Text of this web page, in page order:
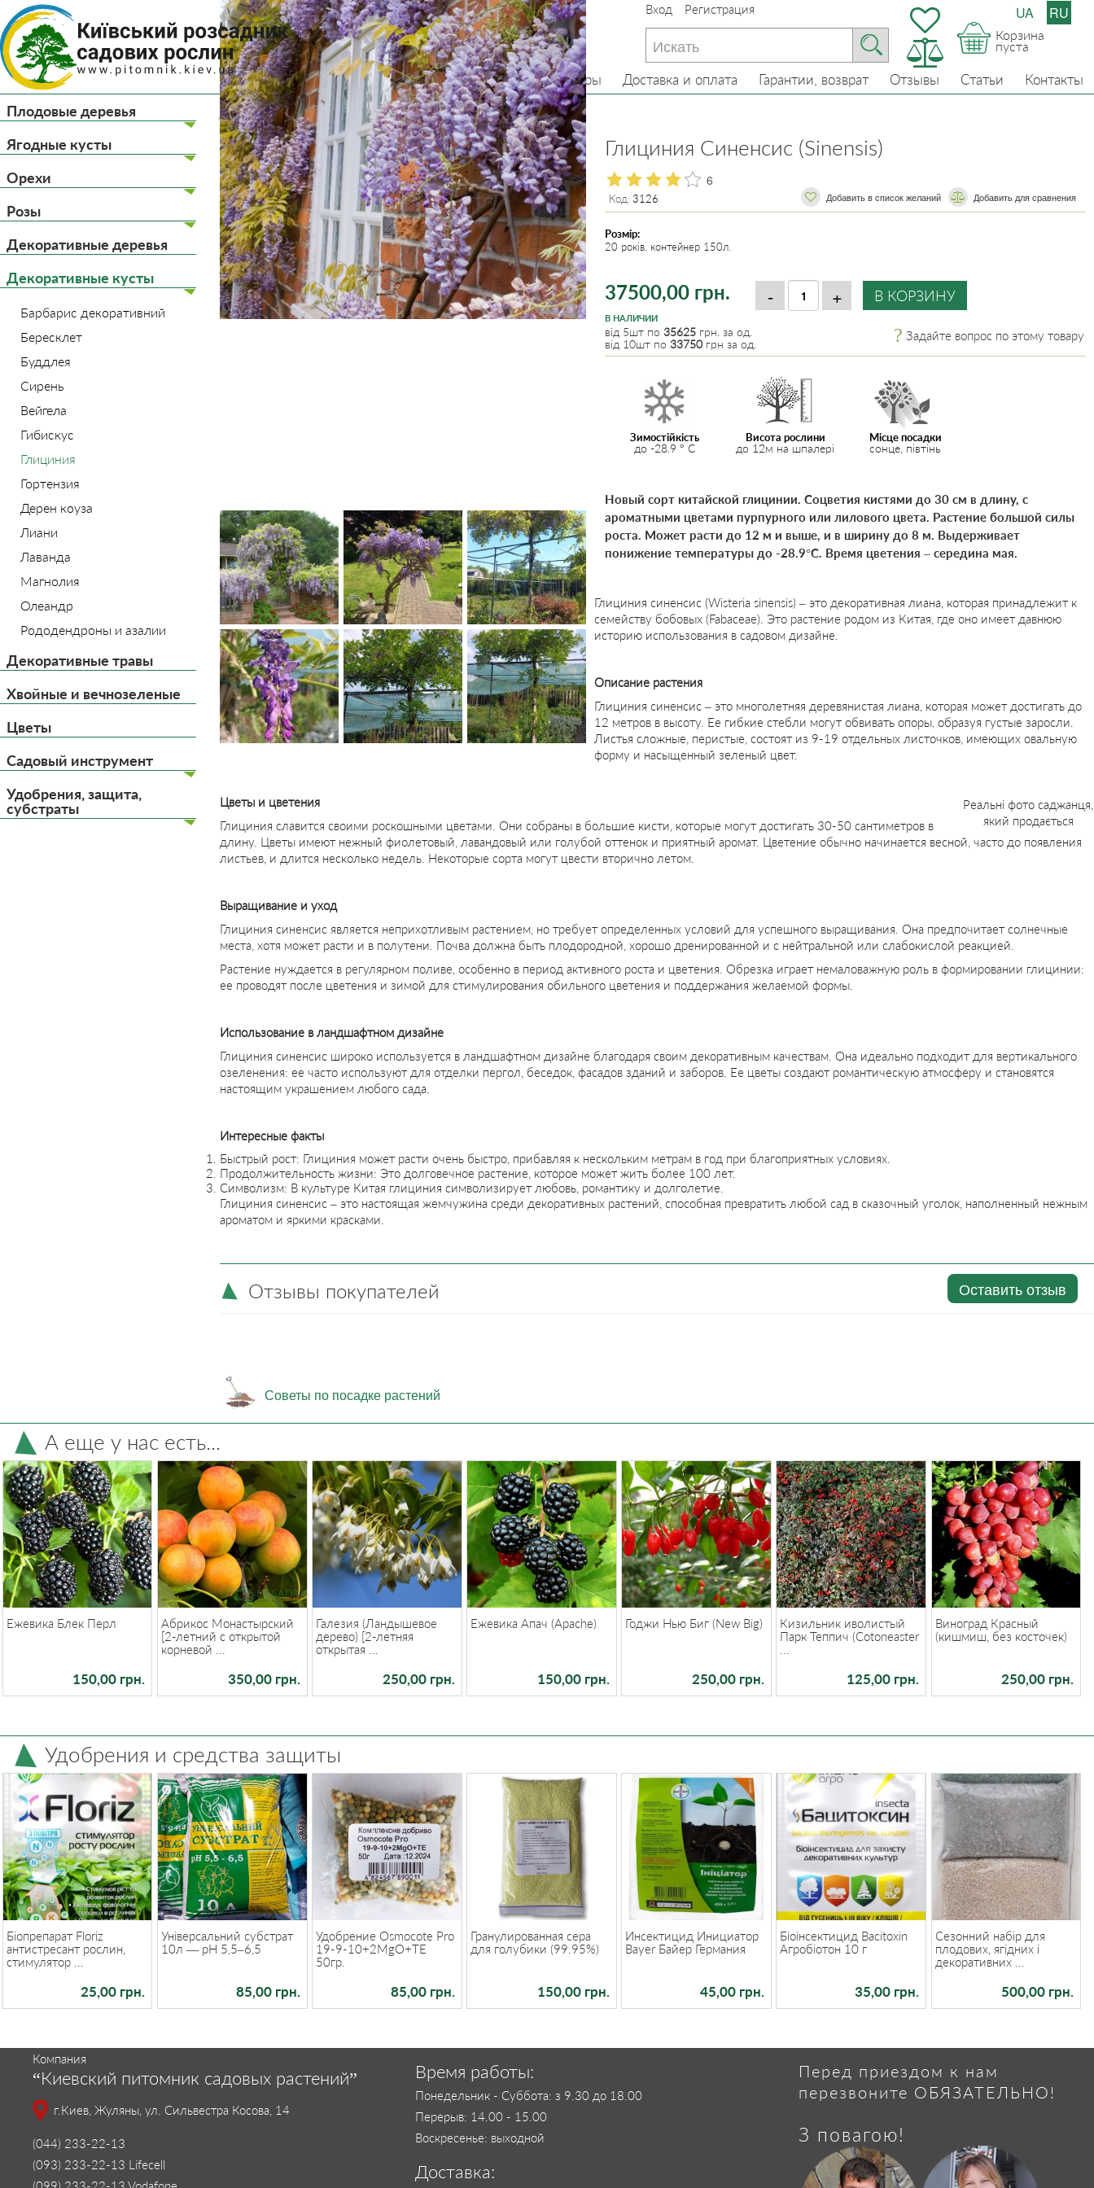
(044) 233-22-13
(097) 233-22-13
(093) 233-22-13
(099) 233-22-13
Вход Регистрация
Корзина
пуста
UA RU
Главная О нас Товары Доставка и оплата Гарантии, возврат Отзывы Статьи Контакты
Плодовые деревья
Ягодные кусты
Орехи
Розы
Декоративные деревья
Декоративные кусты
Барбарис декоративний
Бересклет
Буддлея
Сирень
Вейгела
Гибискус
Глициния
Гортензия
Дерен коуза
Лиани
Лаванда
Магнолия
Олеандр
Рододендроны и азалии
Декоративные травы
Хвойные и вечнозеленые
Цветы
Садовый инструмент
Удобрения, защита,
субстраты
Главная Декоративные кусты Глициния
Глициния Синенсис (Sinensis)
6
Код: 3126
37500,00 грн.
Добавить в список желаний ​​Добавить для сравнения
Розмір:
20 років, контейнер 150л.
В НАЛИЧИИ
від 5шт по 35625 грн. за од.
від 10шт по 33750грн за од.
Задайте вопрос по этому товару
Зимостійкість
до -28.9 ° C
Висота рослини
до 12м на шпалері
Місце посадки
сонце, півтінь
Новый сорт китайской глицинии. Соцветия кистями до 30 см в длину, с
ароматными цветами пурпурного или лилового цвета. Растение большой силы
роста. Может расти до 12 м и выше, и в ширину до 8 м. Выдерживает
понижение температуры до -28.9°C. Время цветения – середина мая.
Глициния синенсис (Wisteria sinensis) – это декоративная лиана, которая принадлежит к
семейству бобовых (Fabaceae). Это растение родом из Китая, где оно имеет давнюю
историю использования в садовом дизайне.
Описание растения
Глициния синенсис – это многолетняя деревянистая лиана, которая может достигать до
12 метров в высоту. Ее гибкие стебли могут обвивать опоры, образуя густые заросли.
Листья сложные, перистые, состоят из 9-19 отдельных листочков, имеющих овальную
форму и насыщенный зеленый цвет.
Реальні фото саджанця,
який продається
Цветы и цветения
Глициния славится своими роскошными цветами. Они собраны в большие кисти, которые могут достигать 30-50 сантиметров в
длину. Цветы имеют нежный фиолетовый, лавандовый или голубой оттенок и приятный аромат. Цветение обычно начинается весной, часто до появления
листьев, и длится несколько недель. Некоторые сорта могут цвести вторично летом.
Выращивание и уход
Глициния синенсис является неприхотливым растением, но требует определенных условий для успешного выращивания. Она предпочитает солнечные
места, хотя может расти и в полутени. Почва должна быть плодородной, хорошо дренированной и с нейтральной или слабокислой реакцией.
Растение нуждается в регулярном поливе, особенно в период активного роста и цветения. Обрезка играет немаловажную роль в формировании глицинии:
ее проводят после цветения и зимой для стимулирования обильного цветения и поддержания желаемой формы.
Использование в ландшафтном дизайне
Глициния синенсис широко используется в ландшафтном дизайне благодаря своим декоративным качествам. Она идеально подходит для вертикального
озеленения: ее часто используют для отделки пергол, беседок, фасадов зданий и заборов. Ее цветы создают романтическую атмосферу и становятся
настоящим украшением любого сада.
Интересные факты
Быстрый рост: Глициния может расти очень быстро, прибавляя к нескольким метрам в год при благоприятных условиях.
Продолжительность жизни: Это долговечное растение, которое может жить более 100 лет.
Символизм: В культуре Китая глициния символизирует любовь, романтику и долголетие.
Глициния синенсис – это настоящая жемчужина среди декоративных растений, способная превратить любой сад в сказочный уголок, наполненный нежным
ароматом и яркими красками.
Оставить отзыв
Отзывы покупателей
Советы по посадке растений
А еще у нас есть...
Ежевика Блек Перл
150,00 грн.
Абрикос Монастырский
[2-летний с открытой
корневой ...
350,00 грн.
Галезия (Ландышевое
дерево) [2-летняя
открытая ...
250,00 грн.
Ежевика Апач (Apache)
150,00 грн.
Годжи Нью Биг (New Big)
250,00 грн.
Кизильник иволистый
Парк Теппич (Cotoneaster
125,00 грн.
Виноград Красный
(кишмиш, без косточек)
250,00 грн.
Удобрения и средства защиты
Біопрепарат Floriz
антистресант рослин,
стимулятор ...
25,00 грн.
Універсальний субстрат
10л — pH 5,5–6,5
85,00 грн.
Удобрение Osmocote Pro
19-9-10+2MgO+TE
50гр.
85,00 грн.
Гранулированная сера
для голубики (99.95%)
150,00 грн.
Инсектицид Инициатор
Bayer Байер Германия
45,00 грн.
Біоінсектицид Bacitoxin
Агробіотон 10 г
35,00 грн.
Сезонний набір для
плодових, ягідних і
декоративних ...
500,00 грн.
Компания
“Киевский питомник садовых растений”
г.Киев, Жуляны, ул. Сильвестра Косова, 14
(044) 233-22-13
(093) 233-22-13 Lifecell
Время работы:
Понедельник - Суббота: з 9.30 до 18.00
Перерыв: 14.00 - 15.00
Воскресенье: выходной
Доставка:
Перед приездом к нам
перезвоните ОБЯЗАТЕЛЬНО!
З повагою!